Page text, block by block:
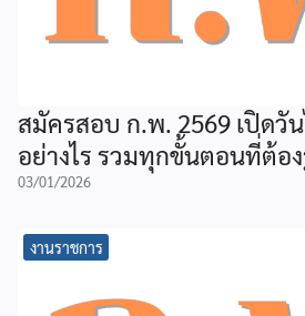
สมัครสอบ ก.พ. 2569 เปิดวั
อย่างไร รวมทุกขั้นตอนที่ต้อ
03/01/2026
งานราชการ